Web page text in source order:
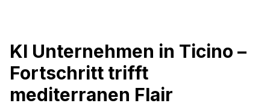
KI Unternehmen in Ticino –
Fortschritt trifft
mediterranen Flair